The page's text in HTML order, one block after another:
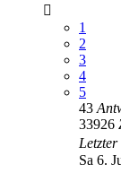
1
2
3
4
5
43
33926
Sa 6.